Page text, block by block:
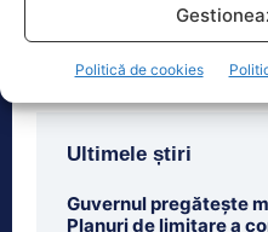
Politică de cookies
Ultimele știri
Guvernul pregătește
Planuri de limitare a